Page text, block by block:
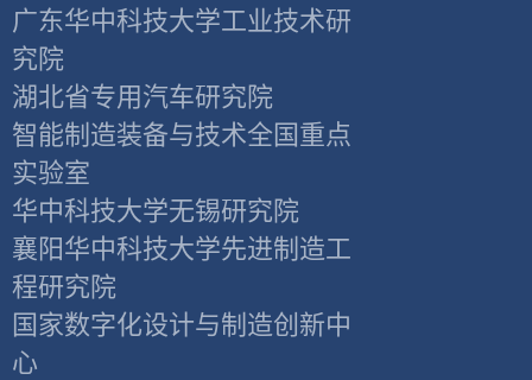
广东华中科技大学工业技术研
究院
湖北省专用汽车研究院
智能制造装备与技术全国重点
实验室
华中科技大学无锡研究院
襄阳华中科技大学先进制造工
程研究院
国家数字化设计与制造创新中
心